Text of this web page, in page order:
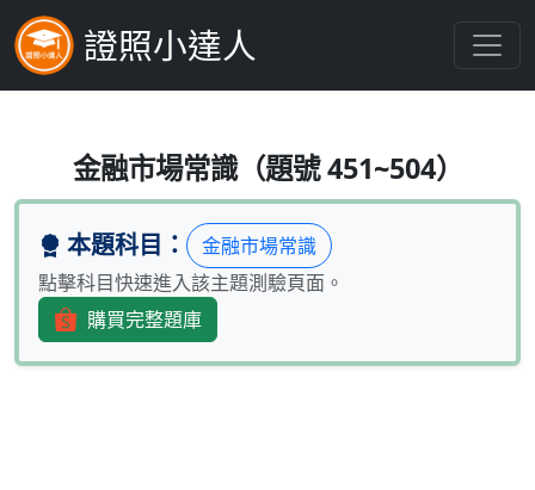
證照小達人
我國全民健康保險承保的危險事
金融市場常識（題號 451~504）
本題科目：
金融市場常識
點擊科目快速進入該主題測驗頁面。
購買完整題庫